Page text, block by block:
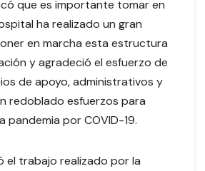
que es importante tomar en
ha realizado un gran
en marcha esta estructura
y agradeció el esfuerzo de
de apoyo, administrativos y
redoblado esfuerzos para
pandemia por COVID-19.
el trabajo realizado por la